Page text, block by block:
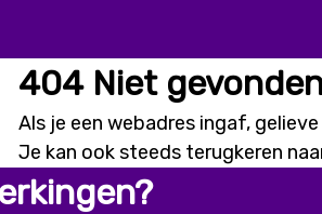
404 Niet
Als je een webadres ingaf,
Je kan ook steeds terugkeren